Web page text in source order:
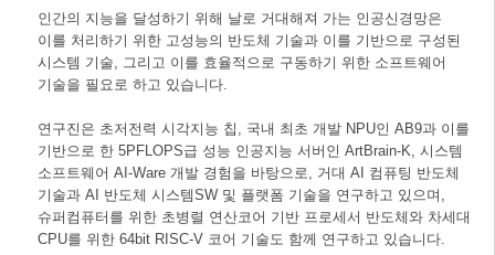
인간의 지능을 달성하기 위해 날로 거대해져 가는 인공신경망은
이를 처리하기 위한 고성능의 반도체 기술과 이를 기반으로 구성된
시스템 기술, 그리고 이를 효율적으로 구동하기 위한 소프트웨어
기술을 필요로 하고 있습니다.
연구진은 초저전력 시각지능 칩, 국내 최초 개발 NPU인 AB9과 이를
기반으로 한 5PFLOPS급 성능 인공지능 서버인 ArtBrain-K, 시스템
소프트웨어 AI-Ware 개발 경험을 바탕으로, 거대 AI 컴퓨팅 반도체
기술과 AI 반도체 시스템SW 및 플랫폼 기술을 연구하고 있으며,
슈퍼컴퓨터를 위한 초병렬 연산코어 기반 프로세서 반도체와 차세대
CPU를 위한 64bit RISC-V 코어 기술도 함께 연구하고 있습니다.